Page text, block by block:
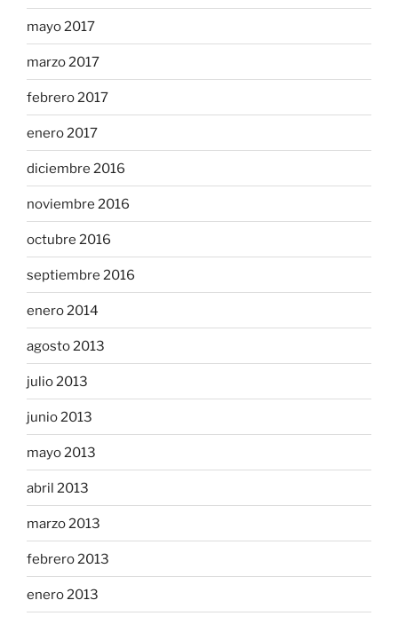
mayo 2017
marzo 2017
febrero 2017
enero 2017
diciembre 2016
noviembre 2016
octubre 2016
septiembre 2016
enero 2014
agosto 2013
julio 2013
junio 2013
mayo 2013
abril 2013
marzo 2013
febrero 2013
enero 2013